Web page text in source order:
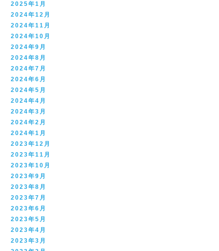
2025年1月
2024年12月
2024年11月
2024年10月
2024年9月
2024年8月
2024年7月
2024年6月
2024年5月
2024年4月
2024年3月
2024年2月
2024年1月
2023年12月
2023年11月
2023年10月
2023年9月
2023年8月
2023年7月
2023年6月
2023年5月
2023年4月
2023年3月